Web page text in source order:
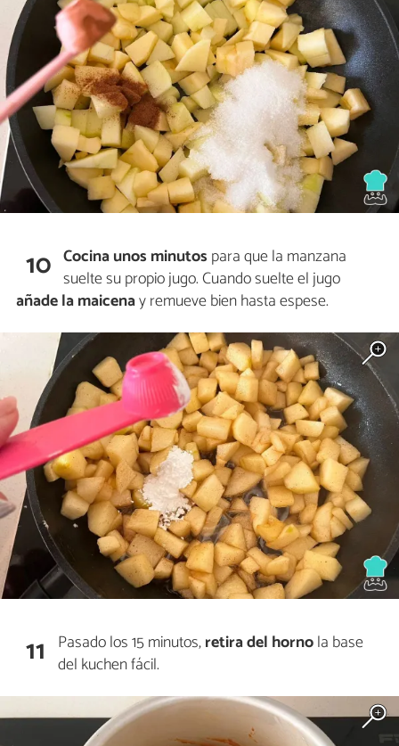
10 Cocina unos minutos para que la manzana
suelte su propio jugo. Cuando suelte el jugo
añade la maicenay remueve bien hasta espese.
11 Pasado los 15 minutos,retira del hornola base
del kuchen fácil.